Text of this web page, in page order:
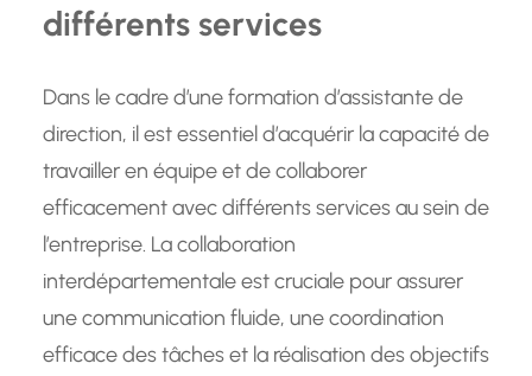
différents services
Dans le cadre d’une formation d’assistante de
direction, il est essentiel d’acquérir la capacité de
travailler en équipe et de collaborer
efficacement avec différents services au sein de
l’entreprise. La collaboration
interdépartementale est cruciale pour assurer
une communication fluide, une coordination
efficace des tâches et la réalisation des objectifs